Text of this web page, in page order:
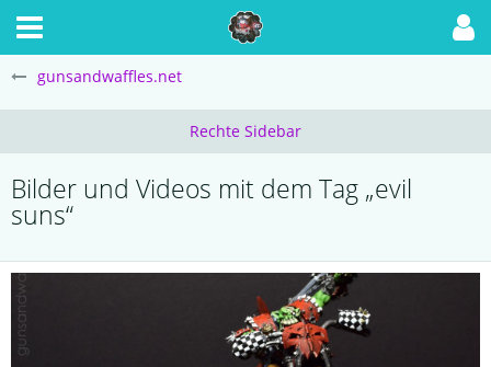
gunsandwaffles.net
Bilder und Videos mit dem Tag „evil
suns“